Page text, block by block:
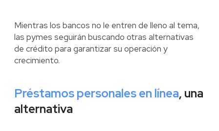
Mientras los bancos no le entren de lleno al tema,
las pymes seguirán buscando otras alternativas
de crédito para garantizar su operación y
crecimiento.
Préstamos personales en línea, una
alternativa